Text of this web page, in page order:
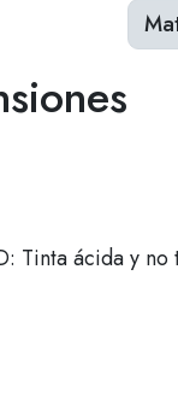
Tinta ácida y no